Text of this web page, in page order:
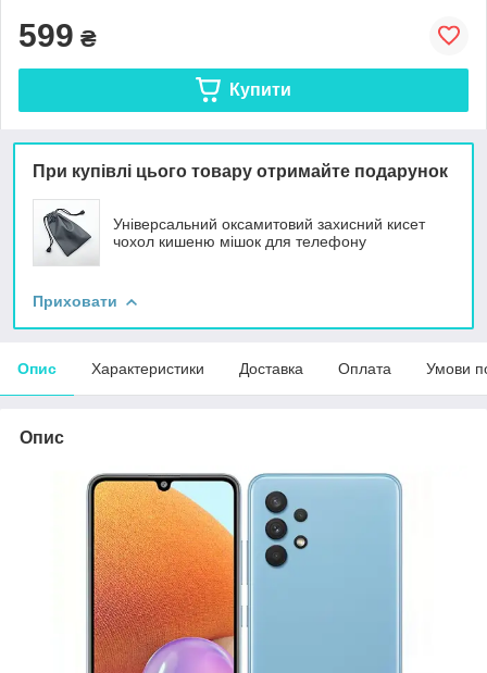
599 ₴
Купити
При купівлі цього товару отримайте подарунок
Універсальний оксамитовий захисний кисет
чохол кишеню мішок для телефону
Приховати
Опис Характеристики Доставка Оплата Умови
Опис